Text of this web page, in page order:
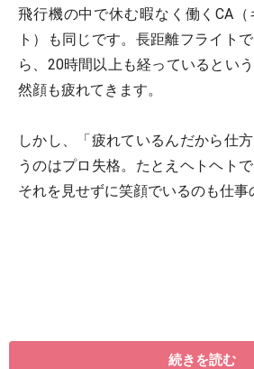
飛行機の中で休む暇なく働くCA
ト）も同じです。長距離フライト
ら、20時間以上も経っているとい
然顔も疲れてきます。
しかし、「疲れているんだから仕
うのはプロ失格。たとえヘトヘト
それを見せずに笑顔でいるのも仕事
続きを読む